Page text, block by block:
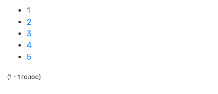
1
2
3
4
5
(1 - 1 голос)